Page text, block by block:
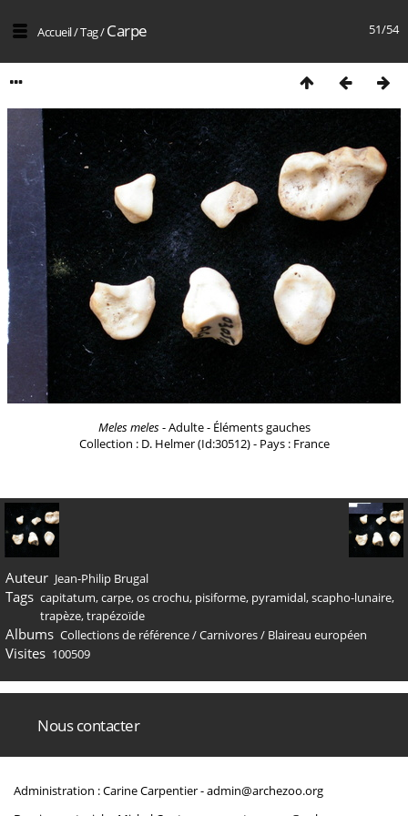
51/54
Accueil/Tag/Carpe
Meles meles- Adulte - Éléments gauches
Collection : D. Helmer (Id:30512) - Pays : France
Auteur Jean-Philip Brugal
Tags capitatum,carpe,os crochu, pisiforme, pyramidal,scapho-lunaire,
trapèze,trapézoïde
Albums Collections de référence/Carnivores/ Blaireau européen
Visites 100509
Nous contacter
Administration : Carine Carpentier -admin@archezoo.org